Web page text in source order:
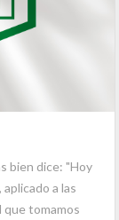
bien dice: "Hoy
a las
que tomamos